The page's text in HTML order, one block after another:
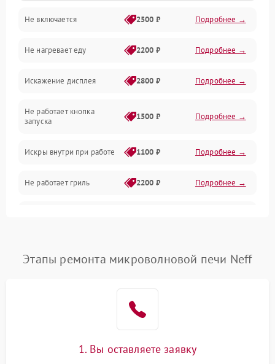
Механика и внутренние элементы
Механические повреждения
Питание и запуск
Нагрев и приготовление
Программное обеспечение
Не включается 2500 ₽ Подробнее →
Не нагревает еду 2200 ₽ Подробнее →
Искажение дисплея 2800 ₽ Подробнее →
Не работает кнопка
запуска
1500 ₽ Подробнее →
Искры внутри при работе 1100 ₽ Подробнее →
Не работает гриль 2200 ₽ Подробнее →
Появление запаха гари Подробнее →
2200 ₽
Не работают сенсорные
Этапы ремонта микроволновой печи Neff
1. Вы оставляете заявку